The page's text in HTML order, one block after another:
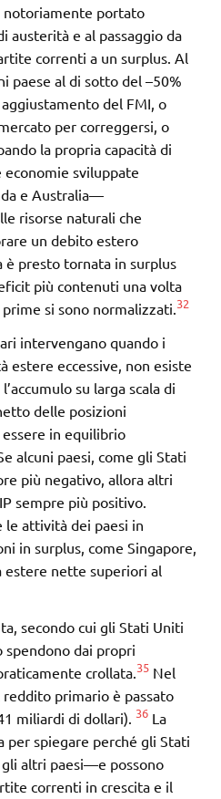
notoriamente portato
austerità e al passaggio da
correnti a un surplus. Al
paese al di sotto del –50%
del FMI, o
per correggersi, o
la propria capacità di
economie sviluppate
e Australia—
risorse naturali che
un debito estero
è presto tornata in surplus
più contenuti una volta
si sono normalizzati.32
intervengano quando i
estere eccessive, non esiste
su larga scala di
delle posizioni
in equilibrio
alcuni paesi, come gli Stati
più negativo, allora altri
sempre più positivo.
le attività dei paesi in
in surplus, come Singapore,
estere nette superiori al
secondo cui gli Stati Uniti
spendono dai propri
crollata.35 Nel
primario è passato
miliardi di dollari). 36 La
per spiegare perché gli Stati
altri paesi—e possono
correnti in crescita e il